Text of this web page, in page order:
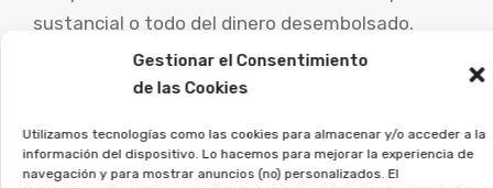
Gestionar el Consentimiento
de las Cookies
Utilizamos tecnologías como las cookies para almacenar y/o acceder a la
información del dispositivo. Lo hacemos para mejorar la experiencia de
navegación y para mostrar anuncios (no) personalizados. El
sustancial o todo del dinero desembolsado.
Es esencial que las personas afectadas por este
especialistas para examinar su caso particular y
estudiar las posibilidades de demanda.